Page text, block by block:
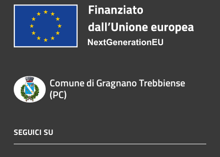
Comune di Gragnano Trebbiense
(PC)
SEGUICI SU